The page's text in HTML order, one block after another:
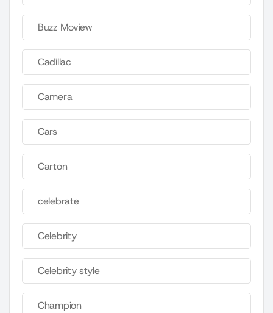
Buzz Moview
Cadillac
Camera
Cars
Carton
celebrate
Celebrity
Celebrity style
Champion